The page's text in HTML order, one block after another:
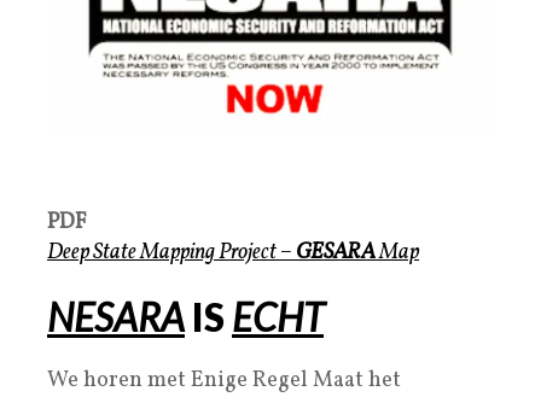
PDF
Deep State Mapping Project–GESARAMap
NESARA IS ECHT
We horen met Enige Regel Maat het